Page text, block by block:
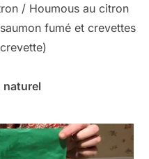
/ Houmous au citron
fumé et crevettes
naturel